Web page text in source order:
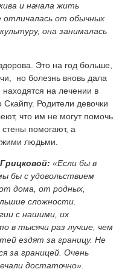
и начала жить
отличалась от обычных
она занималась
Это на год больше,
но болезнь вновь дала
на лечении в
Родители девочки
что им не могут помочь
стены помогают, а
людьми.
«Если бы в
бы с удовольствием
дома, от родных,
сложности.
с нашими, их
в тысячи раз лучше, чем
ездят за границу. Не
за границей. Очень
достаточно».